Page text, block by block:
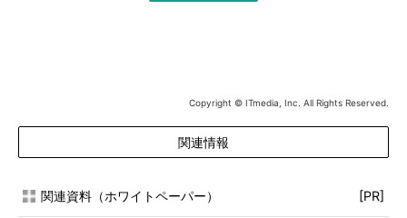
Copyright © ITmedia, Inc. All Rights Reserved.
関連情報
関連資料（ホワイトペーパー） [PR]